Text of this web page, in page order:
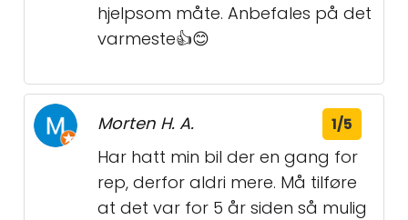
hjelpsom måte. Anbefales på det
varmeste👍😊
Morten H. A. 1/5
Har hatt min bil der en gang for
rep, derfor aldri mere. Må tilføre
at det var for 5 år siden så mulig